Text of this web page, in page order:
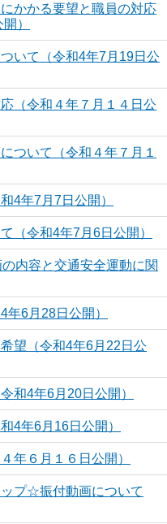
かかる要望と職員の対応
）
いて（令和4年7月19日公
（令和４年７月１４日公
ついて（令和４年７月１
4年7月7日公開）
（令和4年7月6日公開）
内容と交通安全運動に関
6月28日公開）
望（令和4年6月22日公
和4年6月20日公開）
4年6月16日公開）
年６月１６日公開）
プ☆振付動画について